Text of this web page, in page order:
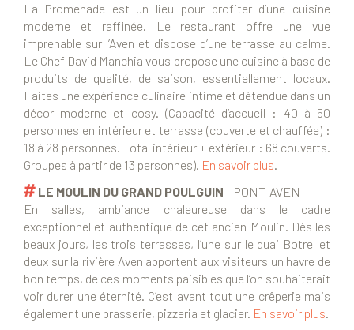
La Promenade est un lieu pour profiter d’une cuisine
moderne et raffinée. Le restaurant offre une vue
imprenable sur l’Aven et dispose d’une terrasse au calme.
Le Chef David Manchia vous propose une cuisine à base de
produits de qualité, de saison, essentiellement locaux.
Faites une expérience culinaire intime et détendue dans un
décor moderne et cosy. (Capacité d’accueil : 40 à 50
personnes en intérieur et terrasse (couverte et chauffée) :
18 à 28 personnes. Total intérieur + extérieur : 68 couverts.
Groupes à partir de 13 personnes). En savoir plus.
LE MOULIN DU GRAND POULGUIN – PONT-AVEN
En salles, ambiance chaleureuse dans le cadre
exceptionnel et authentique de cet ancien Moulin. Dès les
beaux jours, les trois terrasses, l’une sur le quai Botrel et
deux sur la rivière Aven apportent aux visiteurs un havre de
bon temps, de ces moments paisibles que l’on souhaiterait
voir durer une éternité. C’est avant tout une crêperie mais
également une brasserie, pizzeria et glacier. En savoir plus.